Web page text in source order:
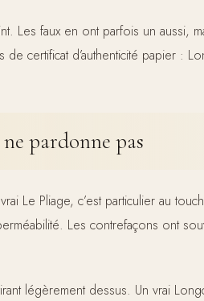
Les faux en ont parfois un aussi,
certificat d’authenticité papier :
pardonne pas
Le Pliage, c’est particulier au
Les contrefaçons ont
légèrement dessus. Un vrai